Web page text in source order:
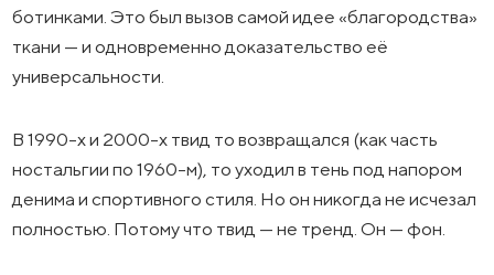
ботинками. Это был вызов самой идее «благородства»
ткани — и одновременно доказательство её
универсальности.
В 1990-х и 2000-х твид то возвращался (как часть
ностальгии по 1960-м), то уходил в тень под напором
денима и спортивного стиля. Но он никогда не исчезал
полностью. Потому что твид — не тренд. Он — фон.